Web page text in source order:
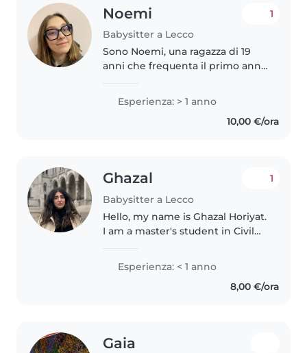
Noemi
Babysitter a Lecco
1
Sono Noemi, una ragazza di 19
anni che frequenta il primo anno
dell'Educazione presso
l'università degli studi di Milano
Bicocca. Ho già lavorato come..
Esperienza: > 1 anno
10,00 €/ora
Ghazal
Babysitter a Lecco
1
Hello, my name is Ghazal Horiyat.
I am a master's student in Civil
(English-taught program) at
Politecnico di Milano. I am a
Esperienza: < 1 anno
8,00 €/ora
Gaia